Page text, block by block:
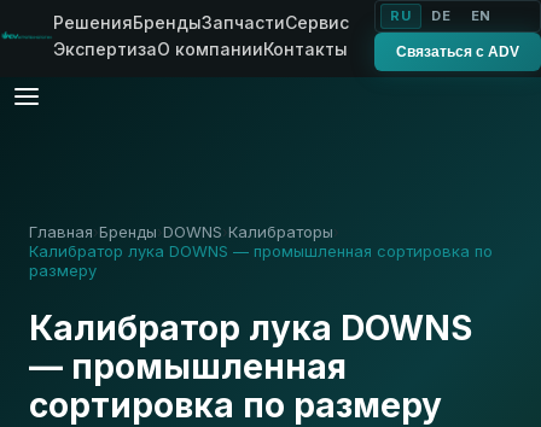
РешенияБрендыЗапчастиСервис
ЭкспертизаО компанииКонтакты
RU DE EN
Связаться с ADV
Главная› Бренды› DOWNS Калибраторы
Калибратор лука DOWNS — промышленная сортировка по
размеру
Калибратор лука DOWNS
— промышленная
сортировка по размеру